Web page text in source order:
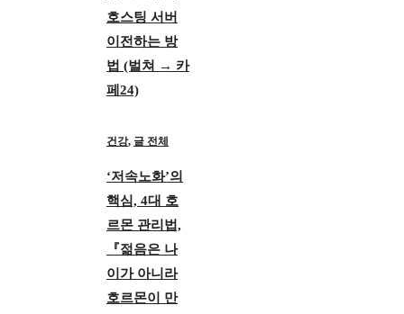
호스팅 서버
이전하는 방
법 (벌쳐 → 카
페24)
건강, 글 전체
‘저속노화’의
핵심, 4대 호
르몬 관리법,
『젊음은 나
이가 아니라
호르몬이 만